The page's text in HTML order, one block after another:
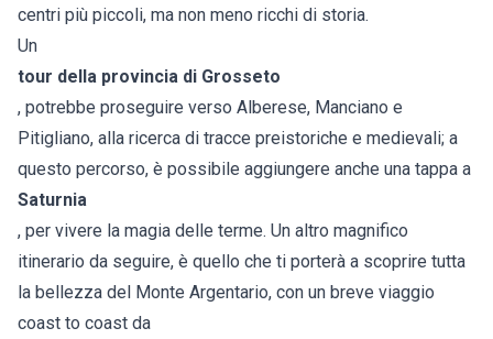
centri più piccoli, ma non meno ricchi di storia.
Un
tour della provincia di Grosseto
, potrebbe proseguire verso Alberese, Manciano e
Pitigliano, alla ricerca di tracce preistoriche e medievali; a
questo percorso, è possibile aggiungere anche una tappa a
Saturnia
, per vivere la magia delle terme. Un altro magnifico
itinerario da seguire, è quello che ti porterà a scoprire tutta
la bellezza del Monte Argentario, con un breve viaggio
coast to coast da